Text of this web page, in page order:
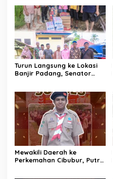
Turun Langsung ke Lokasi
Banjir Padang, Senator
Dampak Kesehatan warga
Mewakili Daerah ke
Perkemahan Cibubur, Putra